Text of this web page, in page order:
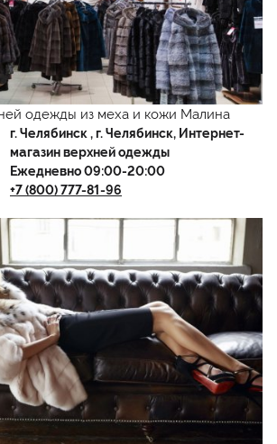
одежды из меха и кожи Малина
г.Челябинск, г. Челябинск, Интернет-
магазин верхней одежды
Ежедневно 09:00-20:00
+7 (800) 777-81-96